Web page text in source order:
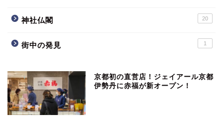
神社仏閣 20
街中の発見 1
京都初の直営店！ジェイアール京都
伊勢丹に赤福が新オープン！